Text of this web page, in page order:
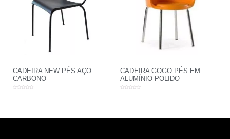
CADEIRA NEW PÉS AÇO
CARBONO
CADEIRA GOGO PÉS EM
ALUMÍNIO POLIDO